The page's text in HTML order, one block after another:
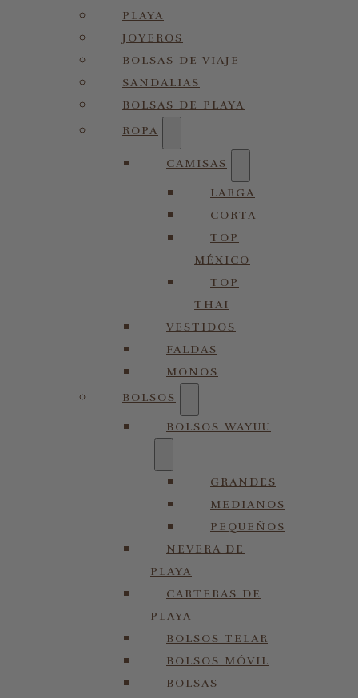
PLAYA
JOYEROS
BOLSAS DE VIAJE
SANDALIAS
BOLSAS DE PLAYA
ROPA
CAMISAS
LARGA
CORTA
TOP
MÉXICO
TOP
THAI
VESTIDOS
FALDAS
MONOS
BOLSOS
BOLSOS WAYUU
GRANDES
MEDIANOS
PEQUEÑOS
NEVERA DE
PLAYA
CARTERAS DE
PLAYA
BOLSOS TELAR
BOLSOS MÓVIL
BOLSAS